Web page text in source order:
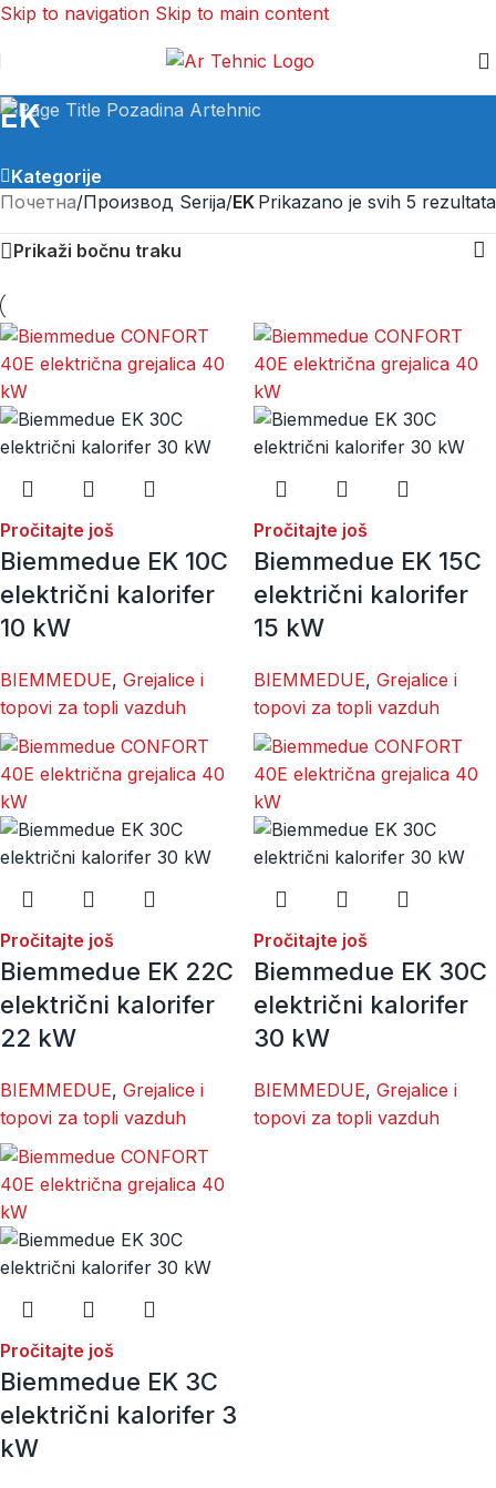
Skip to navigation Skip to main content
EK
Kategorije
Почетна/Производ Serija/EK Prikazano je svih 5 rezultata
Prikaži bočnu traku
Pročitajte još
Biemmedue EK 10C
električni kalorifer
10 kW
BIEMMEDUE, Grejalice i
topovi za topli vazduh
Pročitajte još
Biemmedue EK 15C
električni kalorifer
15 kW
BIEMMEDUE, Grejalice i
topovi za topli vazduh
Pročitajte još
Biemmedue EK 22C
električni kalorifer
22 kW
BIEMMEDUE, Grejalice i
topovi za topli vazduh
Pročitajte još
Biemmedue EK 30C
električni kalorifer
30 kW
BIEMMEDUE, Grejalice i
topovi za topli vazduh
Pročitajte još
Biemmedue EK 3C
električni kalorifer 3
kW